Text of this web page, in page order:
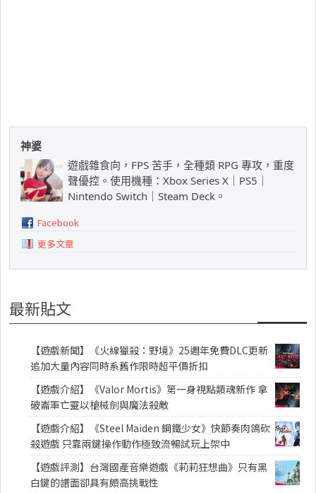
神婆
遊戲雜食向，FPS 苦手，全種類 RPG 專攻，重度
聲優控。使用機種：Xbox Series X｜PS5｜
Nintendo Switch｜Steam Deck。
Facebook
更多文章
最新貼文
【遊戲新聞】《火線獵殺：野境》25週年免費DLC更新
追加大量內容同時系舊作限時超平價折扣
【遊戲介紹】《Valor Mortis》第一身視點類魂新作 拿
破崙軍亡靈以槍械劍與魔法殺敵
【遊戲介紹】《Steel Maiden 鋼鐵少女》快節奏肉鴿砍
殺遊戲 只靠兩鍵操作動作極致流暢試玩上架中
【遊戲評測】台灣國產音樂遊戲《莉莉狂想曲》只有黑
白鍵的譜面卻具有頗高挑戰性